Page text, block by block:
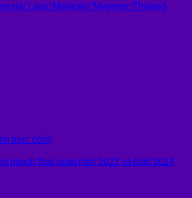
Laos/Malaysia/ Myanmar/Thailand
mục cấm)
ngạch thuế quan năm 2023 và năm 2024